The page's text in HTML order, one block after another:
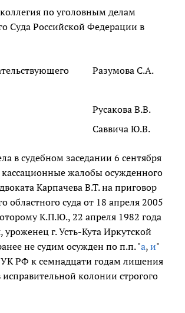
по уголовным делам
Суда Российской Федерации в
Разумова С.А.
Русакова В.В.
Саввича Ю.В.
в судебном заседании 6 сентября
кассационные жалобы осужденного
Карпачева В.Т. на приговор
областного суда от 18 апреля 2005
К.П.Ю., 22 апреля 1982 года
уроженец г. Усть-Кута Иркутской
не судим осужден по п.п. "а, и"
УК РФ к семнадцати годам лишения
колонии строгого